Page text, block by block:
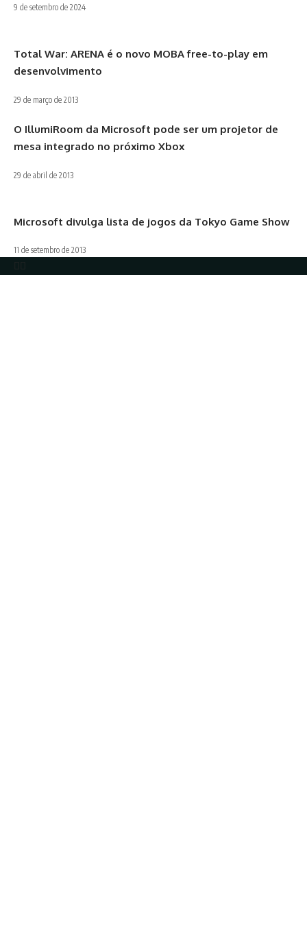
9 de setembro de 2024
Total War: ARENA é o novo MOBA free-to-play em
desenvolvimento
29 de março de 2013
O IllumiRoom da Microsoft pode ser um projetor de
mesa integrado no próximo Xbox
29 de abril de 2013
Microsoft divulga lista de jogos da Tokyo Game Show
11 de setembro de 2013